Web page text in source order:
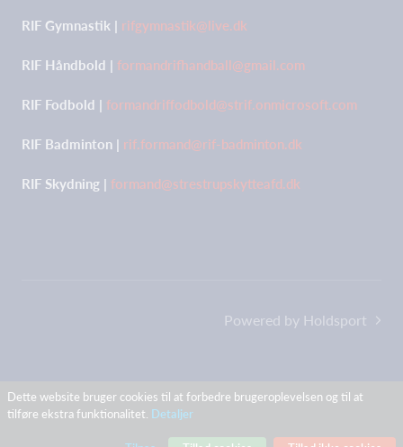
RIF Gymnastik | rifgymnastik@live.dk
RIF Håndbold | formandrifhandball@gmail.com
RIF Fodbold | formandriffodbold@strif.onmicrosoft.com
RIF Badminton | rif.formand@rif-badminton.dk
RIF Skydning | formand@strestrupskytteafd.dk
Powered by Holdsport
Dette website bruger cookies til at forbedre brugeroplevelsen og til at
tilføre ekstra funktionalitet. Detaljer